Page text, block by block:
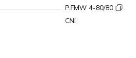
P.FMW 4-80/80
CNI